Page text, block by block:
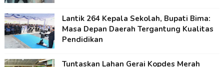
Lantik 264 Kepala Sekolah, Bupati Bima:
Masa Depan Daerah Tergantung Kualitas
Pendidikan
Tuntaskan Lahan Gerai Kopdes Merah